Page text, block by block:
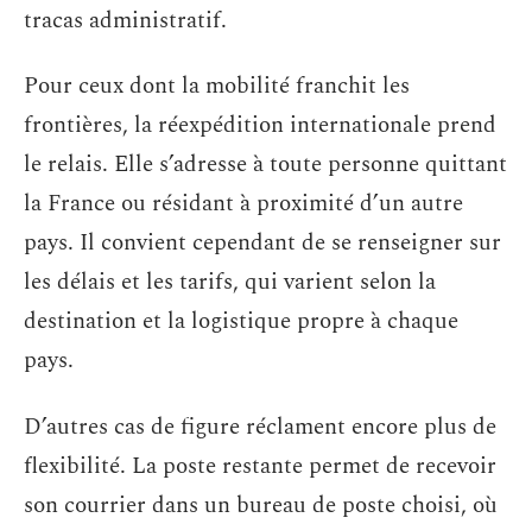
tracas administratif.
Pour ceux dont la mobilité franchit les
frontières, la réexpédition internationale prend
le relais. Elle s’adresse à toute personne quittant
la France ou résidant à proximité d’un autre
pays. Il convient cependant de se renseigner sur
les délais et les tarifs, qui varient selon la
destination et la logistique propre à chaque
pays.
D’autres cas de figure réclament encore plus de
flexibilité. La poste restante permet de recevoir
son courrier dans un bureau de poste choisi, où